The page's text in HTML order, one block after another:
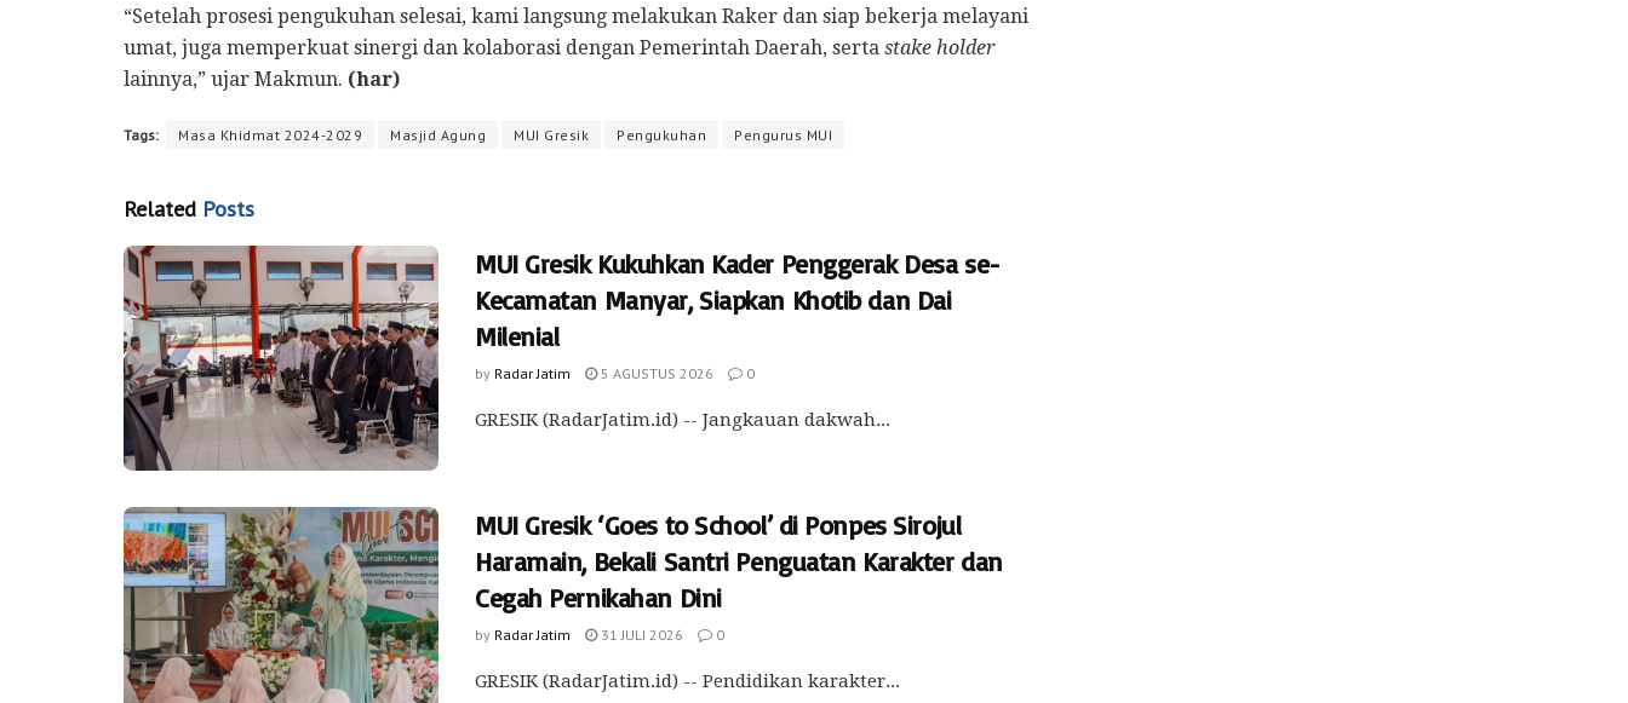
“Setelah prosesi pengukuhan selesai, kami langsung melakukan Raker dan siap bekerja melayani
umat, juga memperkuat sinergi dan kolaborasi dengan Pemerintah Daerah, serta stake holder
lainnya,” ujar Makmun. (har)
Tags: Masa Khidmat 2024-2029 Masjid Agung MUI Gresik Pengukuhan Pengurus MUI
Related Posts
MUI Gresik Kukuhkan Kader Penggerak Desa se-
Kecamatan Manyar, Siapkan Khotib dan Dai
Milenial
by Radar Jatim 5 AGUSTUS 2026 0
GRESIK (RadarJatim.id) -- Jangkauan dakwah...
MUI Gresik ‘Goes to School’ di Ponpes Sirojul
Haramain, Bekali Santri Penguatan Karakter dan
Cegah Pernikahan Dini
by Radar Jatim 31 JULI 2026 0
GRESIK (RadarJatim.id) -- Pendidikan karakter...